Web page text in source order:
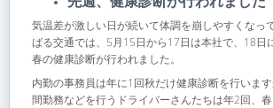
気温差が激しい日が続いて体調を崩しやすくなっ
ばる交通では、5月15日から17日は本社で、18日
春の健康診断が行われました。
内勤の事務員は年に1回秋だけ健康診断を行いま
間勤務などを行うドライバーさんたちは年2回、